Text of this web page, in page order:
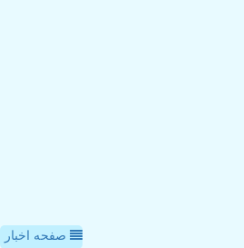
صفحه اخبار